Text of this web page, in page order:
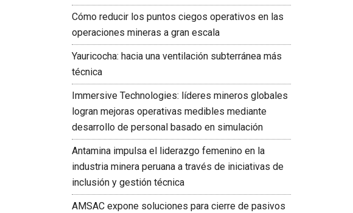
Cómo reducir los puntos ciegos operativos en las
operaciones mineras a gran escala
Yauricocha: hacia una ventilación subterránea más
técnica
Immersive Technologies: líderes mineros globales
logran mejoras operativas medibles mediante
desarrollo de personal basado en simulación
Antamina impulsa el liderazgo femenino en la
industria minera peruana a través de iniciativas de
inclusión y gestión técnica
AMSAC expone soluciones para cierre de pasivos